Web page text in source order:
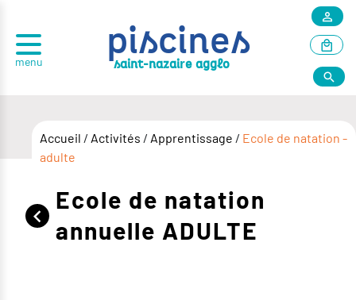
menu
piscines
saint-nazaire agglo
Accueil / Activités / Apprentissage / Ecole de natation -
adulte
Ecole de natation
annuelle ADULTE